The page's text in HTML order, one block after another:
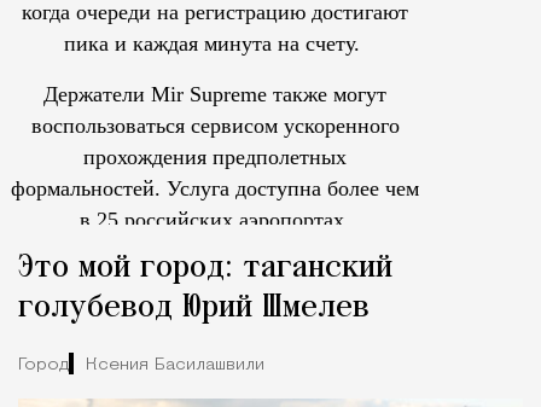
когда очереди на регистрацию достигают
пика и каждая минута на счету.
Держатели Mir Supreme также могут
воспользоваться сервисом ускоренного
прохождения предполетных
формальностей. Услуга доступна более чем
в 25 российских аэропортах.
Это мой город: таганский
голубевод Юрий Шмелев
Город Ксения Басилашвили